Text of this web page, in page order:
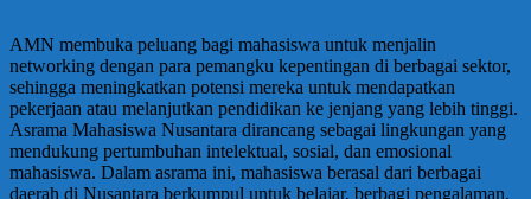
AMN membuka peluang bagi mahasiswa untuk menjalin
networking dengan para pemangku kepentingan di berbagai sektor,
sehingga meningkatkan potensi mereka untuk mendapatkan
pekerjaan atau melanjutkan pendidikan ke jenjang yang lebih tinggi.
Asrama Mahasiswa Nusantara dirancang sebagai lingkungan yang
mendukung pertumbuhan intelektual, sosial, dan emosional
mahasiswa. Dalam asrama ini, mahasiswa berasal dari berbagai
daerah di Nusantara berkumpul untuk belajar, berbagi pengalaman,